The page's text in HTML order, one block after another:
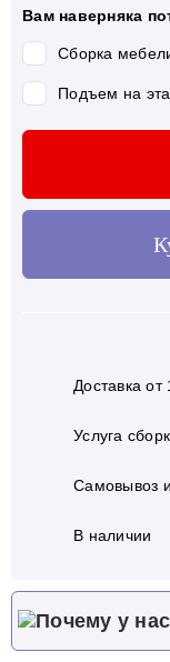
Вам наверняка
Сборка
Подъем на
Доставка от
Услуга
Самовывоз
В наличии